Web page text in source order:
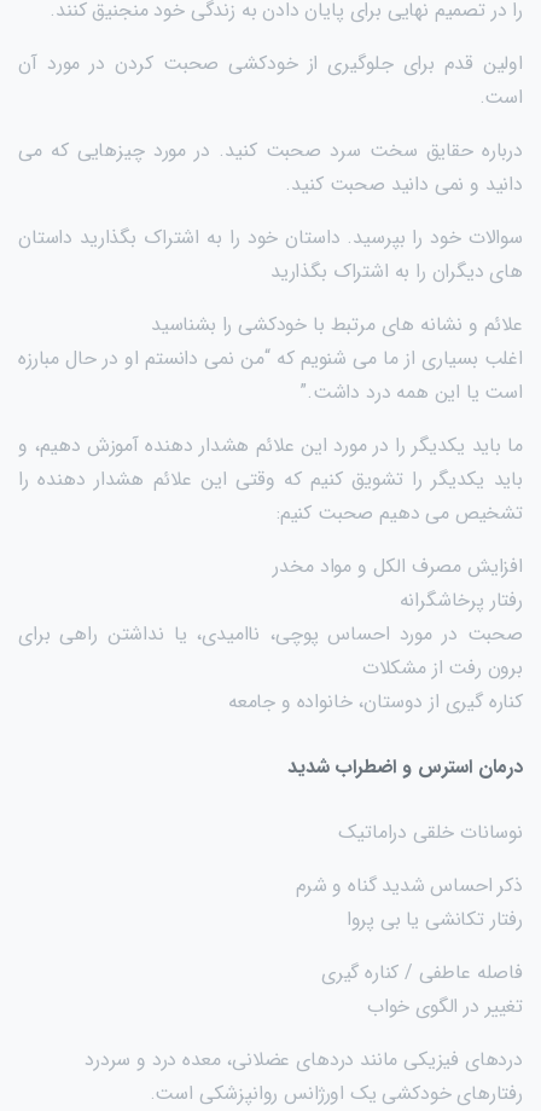
را در تصمیم نهایی برای پایان دادن به زندگی خود منجنیق کنند.
اولین قدم برای جلوگیری از خودکشی صحبت کردن در مورد آن
است.
درباره حقایق سخت سرد صحبت کنید. در مورد چیزهایی که می
دانید و نمی دانید صحبت کنید.
سوالات خود را بپرسید. داستان خود را به اشتراک بگذارید داستان
های دیگران را به اشتراک بگذارید
علائم و نشانه های مرتبط با خودکشی را بشناسید
اغلب بسیاری از ما می شنویم که “من نمی دانستم او در حال مبارزه
است یا این همه درد داشت.”
ما باید یکدیگر را در مورد این علائم هشدار دهنده آموزش دهیم، و
باید یکدیگر را تشویق کنیم که وقتی این علائم هشدار دهنده را
تشخیص می دهیم صحبت کنیم:
افزایش مصرف الکل و مواد مخدر
رفتار پرخاشگرانه
صحبت در مورد احساس پوچی، ناامیدی، یا نداشتن راهی برای
برون رفت از مشکلات
کناره گیری از دوستان، خانواده و جامعه
درمان استرس و اضطراب شدید
نوسانات خلقی دراماتیک
ذکر احساس شدید گناه و شرم
رفتار تکانشی یا بی پروا
فاصله عاطفی / کناره گیری
تغییر در الگوی خواب
دردهای فیزیکی مانند دردهای عضلانی، معده درد و سردرد
رفتارهای خودکشی یک اورژانس روانپزشکی است.